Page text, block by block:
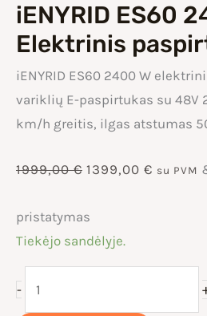
iENYRID ES60
Elektrinis
iENYRID ES60 2400 W
variklių E-paspirtukas su 48V
km/h greitis, ilgas atstumas
1999,00€ Original
was:
1399,00 € Current
1399,00
su PVM
pristatymas
Tiekėjo sandėlyje.
-